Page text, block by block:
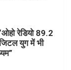
रेडियो 89.2
युग में भी